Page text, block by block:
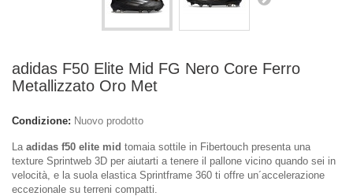
adidas F50 Elite Mid FG Nero Core Ferro
Metallizzato Oro Met
Condizione: Nuovo prodotto
Laadidas f50 elite mid tomaia sottile in Fibertouch presenta una
texture Sprintweb 3D per aiutarti a tenere il pallone vicino quando sei in
velocità, e la suola elastica Sprintframe 360 ti offre un´accelerazione
eccezionale su terreni compatti.